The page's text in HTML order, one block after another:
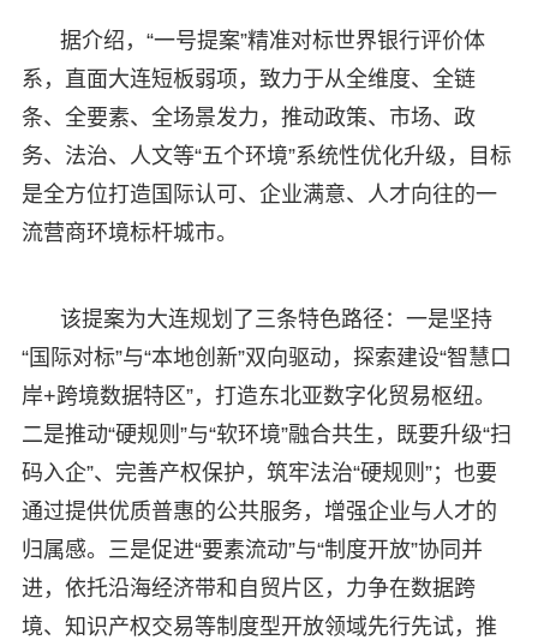
据介绍，“一号提案”精准对标世界银行评价体
系，直面大连短板弱项，致力于从全维度、全链
条、全要素、全场景发力，推动政策、市场、政
务、法治、人文等“五个环境”系统性优化升级，目标
是全方位打造国际认可、企业满意、人才向往的一
流营商环境标杆城市。
该提案为大连规划了三条特色路径：一是坚持
“国际对标”与“本地创新”双向驱动，探索建设“智慧口
岸+跨境数据特区”，打造东北亚数字化贸易枢纽。
二是推动“硬规则”与“软环境”融合共生，既要升级“扫
码入企”、完善产权保护，筑牢法治“硬规则”；也要
通过提供优质普惠的公共服务，增强企业与人才的
归属感。三是促进“要素流动”与“制度开放”协同并
进，依托沿海经济带和自贸片区，力争在数据跨
境、知识产权交易等制度型开放领域先行先试，推